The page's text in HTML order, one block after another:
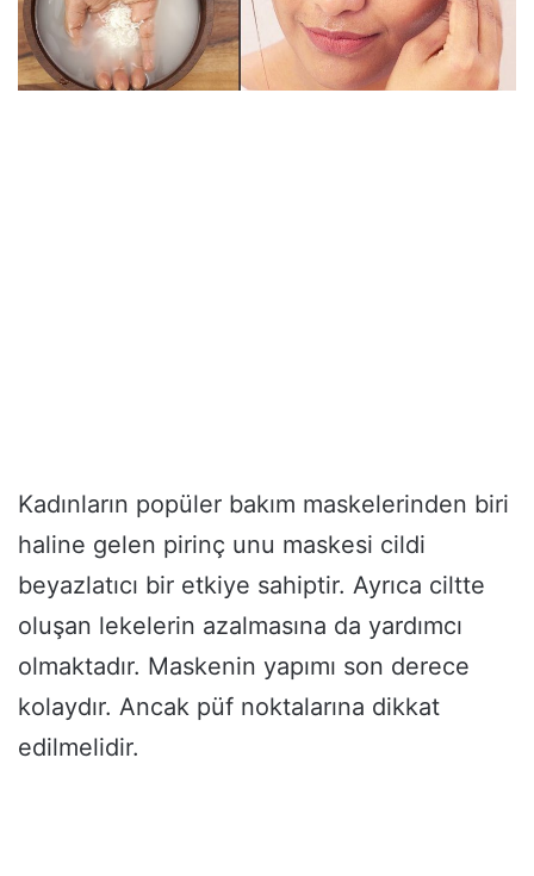
Kadınların popüler bakım maskelerinden biri
haline gelen pirinç unu maskesi cildi
beyazlatıcı bir etkiye sahiptir. Ayrıca ciltte
oluşan lekelerin azalmasına da yardımcı
olmaktadır. Maskenin yapımı son derece
kolaydır. Ancak püf noktalarına dikkat
edilmelidir.